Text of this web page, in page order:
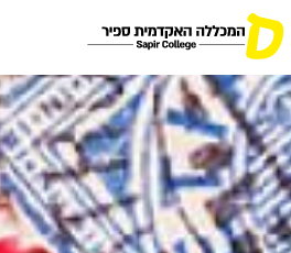
דילוג
לתוכן
המרכזי